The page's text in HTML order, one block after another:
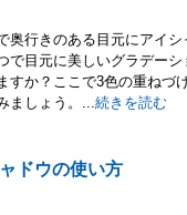
奥行きのある目元にアイ
で目元に美しいグラデー
すか？ここで3色の重ねづ
ましょう。...続きを読む
ドウの使い方